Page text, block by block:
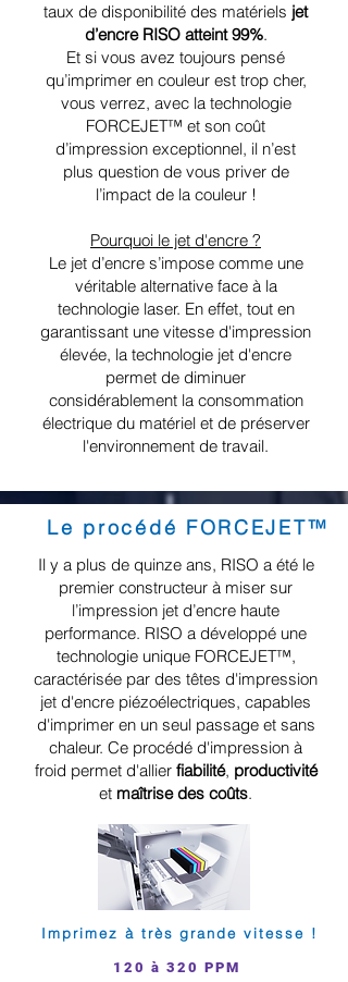
taux de disponibilité des matériels jet
d’encre RISO atteint 99%.
Et si vous avez toujours pensé
qu’imprimer en couleur est trop cher,
vous verrez, avec la technologie
FORCEJET™ et son coût
d’impression exceptionnel, il n’est
plus question de vous priver de
l’impact de la couleur !
Pourquoi le jet d'encre ?
Le jet d’encre s’impose comme une
véritable alternative face à la
technologie laser. En effet, tout en
garantissant une vitesse d'impression
élevée, la technologie jet d'encre
permet de diminuer
considérablement la consommation
électrique du matériel et de préserver
l'environnement de travail.
Le procédé FORCEJET™
Il y a plus de quinze ans, RISO a été le
premier constructeur à miser sur
l’impression jet d’encre haute
performance. RISO a développé une
technologie unique FORCEJET™,
caractérisée par des têtes d'impression
jet d'encre piézoélectriques, capables
d'imprimer en un seul passage et sans
chaleur. Ce procédé d'impression à
froid permet d'allier fiabilité, productivité
et maîtrise des coûts.
Imprimez à très grande vitesse !
120 à 320 PPM